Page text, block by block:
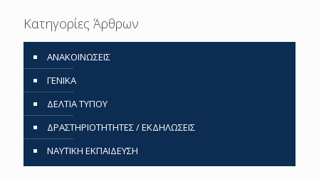
Κατηγορίες Άρθρων
ΑΝΑΚΟΙΝΩΣΕΙΣ
ΓΕΝΙΚΑ
ΔΕΛΤΙΑ ΤΥΠΟΥ
ΔΡΑΣΤΗΡΙΟΤΗΤΗΤΕΣ / ΕΚΔΗΛΩΣΕΙΣ
ΝΑΥΤΙΚΗ ΕΚΠΑΙΔΕΥΣΗ